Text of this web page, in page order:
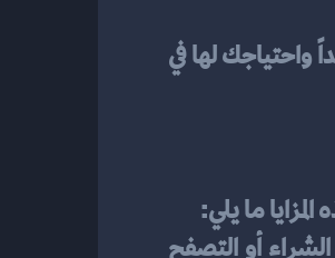
ما يلي: